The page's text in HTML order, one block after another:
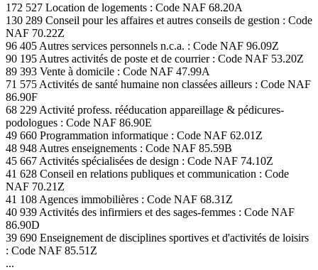
172 527 Location de logements : Code NAF 68.20A
130 289 Conseil pour les affaires et autres conseils de gestion : Code
NAF 70.22Z
96 405 Autres services personnels n.c.a. : Code NAF 96.09Z
90 195 Autres activités de poste et de courrier : Code NAF 53.20Z
89 393 Vente à domicile : Code NAF 47.99A
71 575 Activités de santé humaine non classées ailleurs : Code NAF
86.90F
68 229 Activité profess. rééducation appareillage & pédicures-
podologues : Code NAF 86.90E
49 660 Programmation informatique : Code NAF 62.01Z
48 948 Autres enseignements : Code NAF 85.59B
45 667 Activités spécialisées de design : Code NAF 74.10Z
41 628 Conseil en relations publiques et communication : Code
NAF 70.21Z
41 108 Agences immobilières : Code NAF 68.31Z
40 939 Activités des infirmiers et des sages-femmes : Code NAF
86.90D
39 690 Enseignement de disciplines sportives et d'activités de loisirs
: Code NAF 85.51Z
...